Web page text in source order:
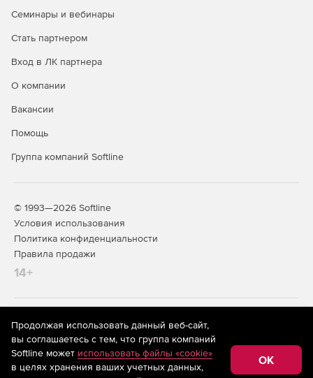
Семинары и вебинары
Стать партнером
Вход в ЛК партнера
О компании
Вакансии
Помощь
Группа компаний Softline
© 1993—2026 Softline
Условия использования
Политика конфиденциальности
Правила продажи
14+
На информационном ресурсе store.softline.ru применяются
рекомендательные технологии
(информационные технологии
предоставления информации на основе сбора,
систематизации и анализа сведений, относящихся к
предпочтениям пользователей сети «Интернет»,
Продолжая использовать данный веб-сайт,
вы соглашаетесь с тем, что группа компаний
Softline может использовать файлы «cookie»
в целях хранения ваших учетных данных,
OK